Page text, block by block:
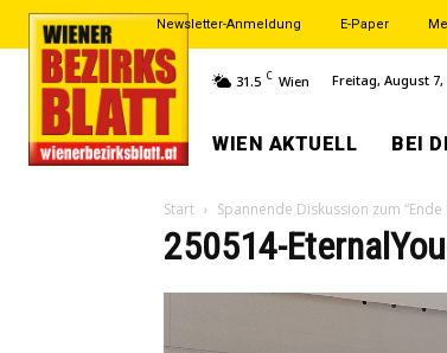
Newsletter-Anmeldung E-Paper
31.5 C Wien Freitag, August 7,
WIEN AKTUELL BEI
Start Spannende Diskussion zum
250514-